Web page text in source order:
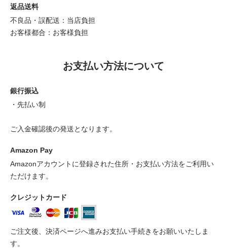
返品送料
不良品・誤配送：当店負担
お客様都合：お客様負担
お支払い方法について
銀行振込
・先払い制
ご入金確認後の発送となります。
Amazon Pay
Amazonアカウントに登録された住所・お支払い方法をご利用い
ただけます。
クレジットカード
ご注文後、決済ページへ進みお支払い手続きをお願いいたしま
す。